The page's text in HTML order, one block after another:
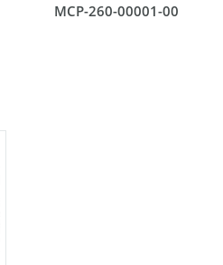
MCP-260-00001-00